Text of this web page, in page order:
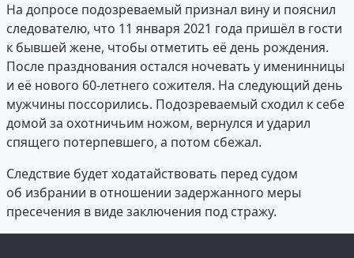
На допросе подозреваемый признал вину и пояснил
следователю, что 11 января 2021 года пришёл в гости
к бывшей жене, чтобы отметить её день рождения.
После празднования остался ночевать у именинницы
и её нового 60-летнего сожителя. На следующий день
мужчины поссорились. Подозреваемый сходил к себе
домой за охотничьим ножом, вернулся и ударил
спящего потерпевшего, а потом сбежал.
Следствие будет ходатайствовать перед судом
об избрании в отношении задержанного меры
пресечения в виде заключения под стражу.